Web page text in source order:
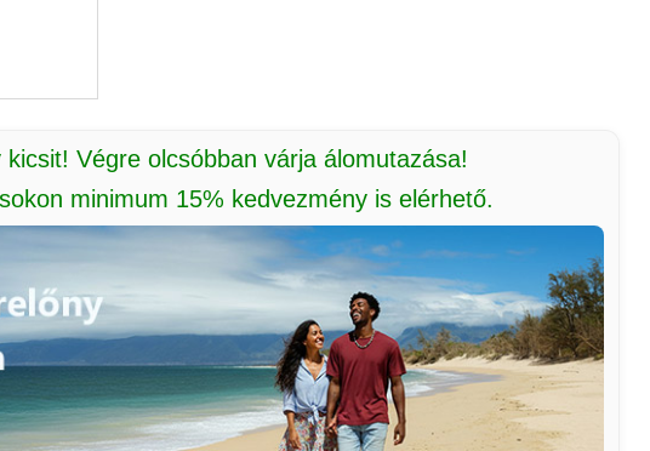
Végre olcsóbban várja álomutazása!
minimum 15% kedvezmény is elérhető.